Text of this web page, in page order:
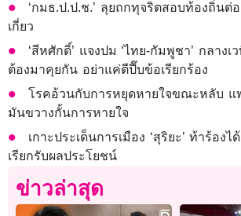
‘กมธ.ป.ป.ช.’ ลุยถกทุจริตสอบท้องถิ่นต่
เกี่ยว
‘สีหศักดิ์’ แจงปม ‘ไทย-กัมพูชา’ กลางเ
ต้องมาคุยกัน อย่าแค่ตีปี๊บข้อเรียกร้อง
โรคอ้วนกับการหยุดหายใจขณะหลับ แ
มันขวางกั้นการหายใจ
เกาะประเด็นการเมือง ‘สุริยะ’ ท้าร้อง
เรียกรับผลประโยชน์
ข่าวล่าสุด